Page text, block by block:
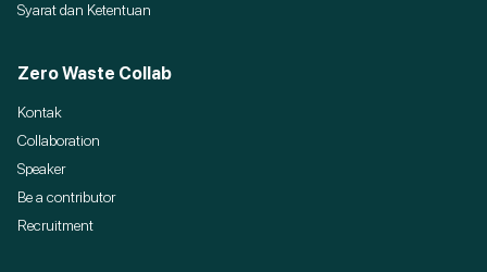
Syarat dan Ketentuan
Zero Waste Collab
Kontak
Collaboration
Speaker
Be a contributor
Recruitment